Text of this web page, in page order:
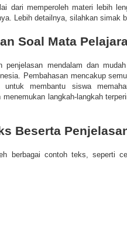
dari memperoleh materi lebih
Lebih detailnya, silahkan simak
Soal Mata
penjelasan mendalam dan
Pembahasan mencakup
membantu siswa
langkah-langkah
Beserta
berbagai contoh teks, seperti